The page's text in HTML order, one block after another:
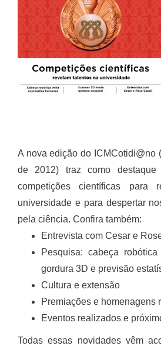
A nova edição do ICMCotidi@no
de 2012) traz como
competições científicas para
universidade e para despertar
pela ciência. Confira também:
Entrevista com Cesar e
Pesquisa: cabeça
gordura 3D e previsão
Cultura e extensão
Premiações e homenagens
Eventos realizados e
Todas essas novidades vêm